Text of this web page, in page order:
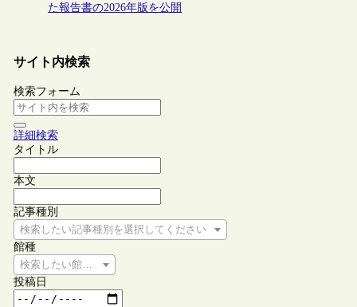
た報告書の2026年版を公開
サイト内検索
検索フォーム
詳細検索
タイトル
本文
記事種別
検索したい記事種別を選択してください
館種
検索したい館種を選択してください
投稿日